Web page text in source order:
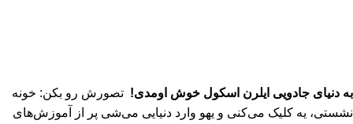
به دنیای جادویی ایلرن اسکول خوش اومدی! تصورش رو بکن: خونه
نشستی، یه کلیک می‌کنی و یهو وارد دنیایی می‌شی پر از آموزش‌های